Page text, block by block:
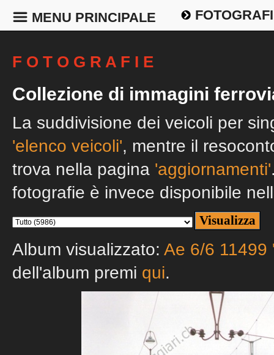
MENU PRINCIPALE
F O T O G R A F I E
Collezione di immagini
La suddivisione dei veicoli per
'elenco veicoli', mentre il
trova nella pagina 'aggiornamenti'
fotografie è invece disponibile
Album visualizzato: Ae 6/6 11499
dell'album premi qui.